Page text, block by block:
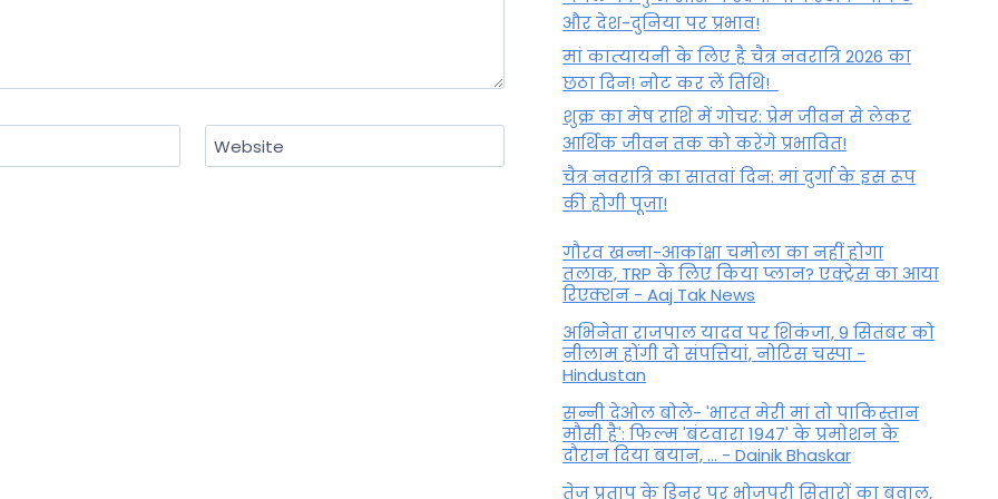
Website
और देश-दुनिया पर प्रभाव!
मां कात्‍यायनी के लिए है चैत्र नवरात्रि 2026 का
छठा दिन! नोट कर लें तिथि!
शुक्र का मेष राशि में गोचर: प्रेम जीवन से लेकर
आर्थिक जीवन तक को करेंगे प्रभावित!
चैत्र नवरात्रि का सातवां दिन: मां दुर्गा के इस रूप
की होगी पूजा!
गौरव खन्ना-आकांक्षा चमोला का नहीं होगा
तलाक, TRP के लिए किया प्लान? एक्ट्रेस का आया
रिएक्शन - Aaj Tak News
अभिनेता राजपाल यादव पर शिकंजा, 9 सितंबर को
नीलाम होंगी दो संपत्तियां, नोटिस चस्पा -
Hindustan
सन्नी देओल बोले- 'भारत मेरी मां तो पाकिस्तान
मौसी है': फिल्म 'बंटवारा 1947' के प्रमोशन के
दौरान दिया बयान, ... - Dainik Bhaskar
तेज प्रताप के डिनर पर भोजपुरी सितारों का बवाल,